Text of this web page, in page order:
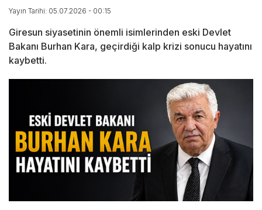
Yayın Tarihi: 05.07.2026 - 00:15
Giresun siyasetinin önemli isimlerinden eski Devlet
Bakanı Burhan Kara, geçirdiği kalp krizi sonucu hayatını
kaybetti.